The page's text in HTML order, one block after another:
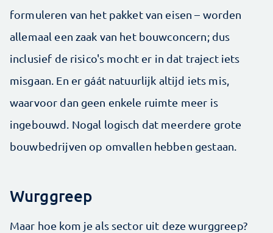
formuleren van het pakket van eisen – worden
allemaal een zaak van het bouwconcern; dus
inclusief de risico's mocht er in dat traject iets
misgaan. En er gáát natuurlijk altijd iets mis,
waarvoor dan geen enkele ruimte meer is
ingebouwd. Nogal logisch dat meerdere grote
bouwbedrijven op omvallen hebben gestaan.
Wurggreep
Maar hoe kom je als sector uit deze wurggreep?